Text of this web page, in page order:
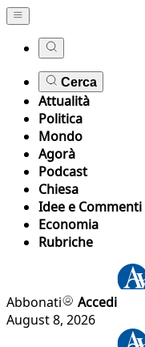
Cerca
Attualità
Politica
Mondo
Agorà
Podcast
Chiesa
Idee e Commenti
Economia
Rubriche
Abbonati
Accedi
August 8, 2026